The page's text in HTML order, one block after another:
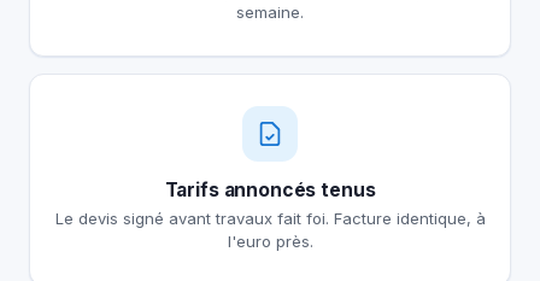
semaine.
Tarifs annoncés tenus
Le devis signé avant travaux fait foi. Facture identique, à
l'euro près.